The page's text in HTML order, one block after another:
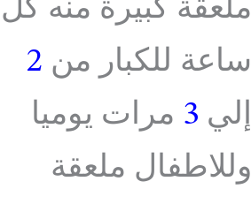
ملعقة كبيرة منه كل
ساعة للكبار من 2
إلي 3 مرات يوميا
وللاطفال ملعقة